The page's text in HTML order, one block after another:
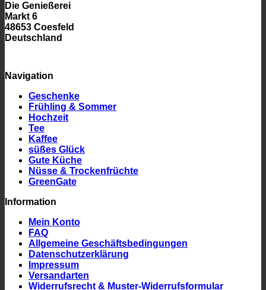
Die Genießerei
Markt 6
48653 Coesfeld
Deutschland
Navigation
Geschenke
Frühling & Sommer
Hochzeit
Tee
Kaffee
süßes Glück
Gute Küche
Nüsse & Trockenfrüchte
GreenGate
Information
Mein Konto
FAQ
Allgemeine Geschäftsbedingungen
Datenschutzerklärung
Impressum
Versandarten
Widerrufsrecht & Muster-Widerrufsformular